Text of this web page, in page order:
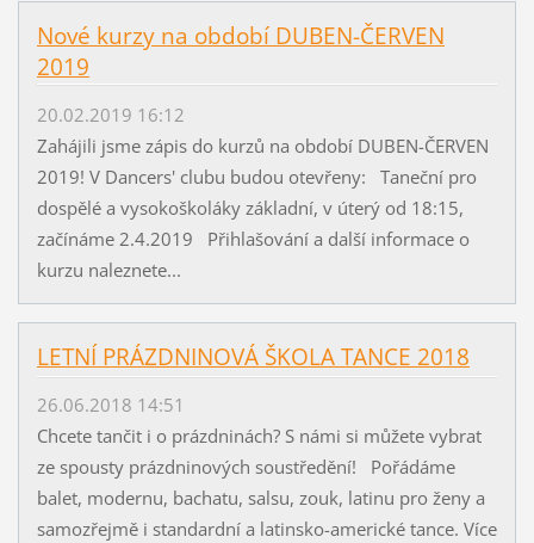
Nové kurzy na období DUBEN-ČERVEN
2019
20.02.2019 16:12
Zahájili jsme zápis do kurzů na období DUBEN-ČERVEN
2019! V Dancers' clubu budou otevřeny: Taneční pro
dospělé a vysokoškoláky základní, v úterý od 18:15,
začínáme 2.4.2019 Přihlašování a další informace o
kurzu naleznete...
LETNÍ PRÁZDNINOVÁ ŠKOLA TANCE 2018
26.06.2018 14:51
Chcete tančit i o prázdninách? S námi si můžete vybrat
ze spousty prázdninových soustředění! Pořádáme
balet, modernu, bachatu, salsu, zouk, latinu pro ženy a
samozřejmě i standardní a latinsko-americké tance. Více